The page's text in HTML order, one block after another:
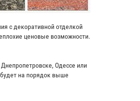
с декоративной отделкой
ценовые возможности.
Одессе или
на порядок выше